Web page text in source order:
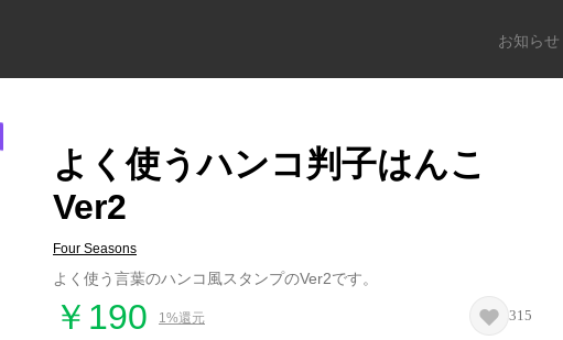
お知らせ
よく使うハンコ判子はんこ
Ver2
Four Seasons
よく使う言葉のハンコ風スタンプのVer2です。
￥190 1%還元 315